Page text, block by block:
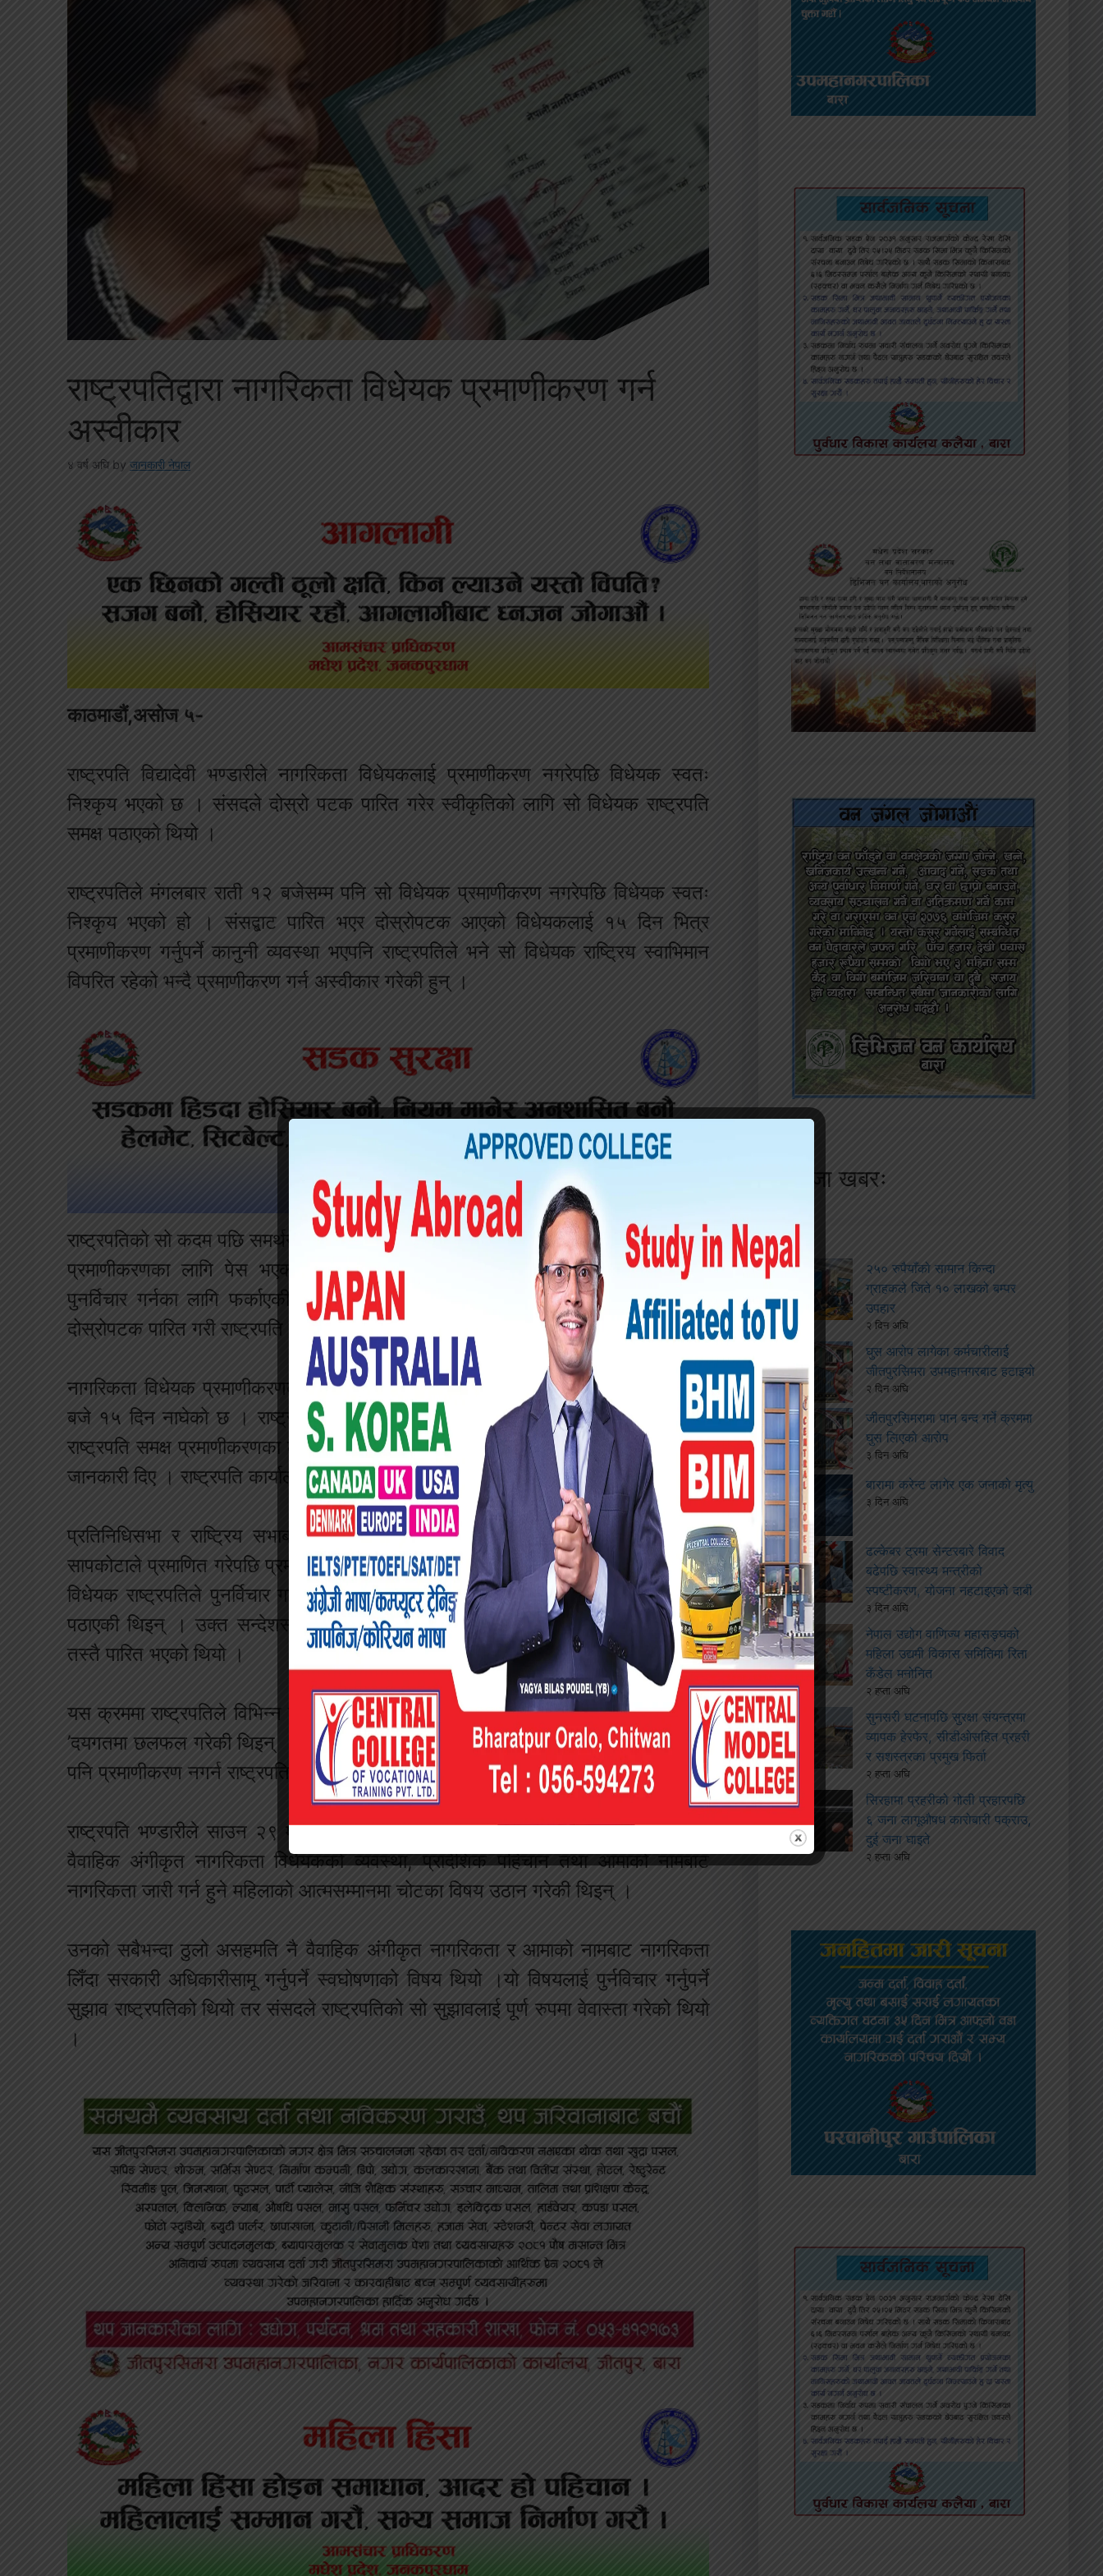
राष्ट्रपतिद्वारा नागरिकता विधेयक प्रमाणीकरण गर्न
अस्वीकार
४ वर्ष अघि by जानकारी नेपाल
काठमाडौं,असोज ५-
राष्ट्रपति विद्यादेवी भण्डारीले नागरिकता विधेयकलाई प्रमाणीकरण नगरेपछि विधेयक स्वतः
निश्कृय भएको छ । संसदले दोस्रो पटक पारित गरेर स्वीकृतिको लागि सो विधेयक राष्ट्रपति
समक्ष पठाएको थियो ।
राष्ट्रपतिले मंगलबार राती १२ बजेसम्म पनि सो विधेयक प्रमाणीकरण नगरेपछि विधेयक स्वतः
निश्कृय भएको हो । संसद्बाट पारित भएर दोस्रोपटक आएको विधेयकलाई १५ दिन भित्र
प्रमाणीकरण गर्नुपर्ने कानुनी व्यवस्था भएपनि राष्ट्रपतिले भने सो विधेयक राष्ट्रिय स्वाभिमान
विपरित रहेको भन्दै प्रमाणीकरण गर्न अस्वीकार गरेकी हुन् ।
राष्ट्रपतिको सो कदम पछि समर्थन र विरोधमा विभिन्न टिकाटिप्पणी भइरहेका छन् । पहिलो पटक
प्रमाणीकरणका लागि पेस भएको विधेयकलाई राष्ट्रपति भण्डारीले संसदलाई सुझाव सहित
पुनर्विचार गर्नका लागि फर्काएकी थिइन् तर संसद्ले राष्ट्रपतिको सुझावलाई पुरै वेवास्ता गर्दै
दोस्रोपटक पारित गरी राष्ट्रपति समक्ष प्रमाणीकरणका लागि पेस गरेको थियो ।
नागरिकता विधेयक प्रमाणीकरणका लागि उनी कहाँ दोस्रोपटक पेस भएको मंगलबार राती १२
बजे १५ दिन नाघेको छ । राष्ट्रपति कार्यालयका प्रवक्ता सागर आचार्यले नागरिकता विधेयक
राष्ट्रपति समक्ष प्रमाणीकरणका लागि पेस भएको मंगलबार संविधानले तय गरेको १५ दिन पुगेको
जानकारी दिए । राष्ट्रपति कार्यालय स्रोतले सो विधेयक प्रमाणिकरण नभएको जानकारी दियो ।
प्रतिनिधिसभा र राष्ट्रिय सभाबाट दोस्रोपटक पारित भएको विधेयक सभामुख अग्निप्रसाद
सापकोटाले प्रमाणित गरेपछि प्रमाणीकरणका लागि राष्ट्रपतिकहाँ पेस भएको थियो । नागरिकता
विधेयक राष्ट्रपतिले पुनर्विचार गर्न आवश्यक ठानेर गत साउन २९ गते प्रतिनिधिसभामा फिर्ता
पठाएकी थिइन् । उक्त सन्देशसहितको विधेयकमाथि प्रतिनिधिसभामा छलफल भएर जस्ताको
तस्तै पारित भएको थियो ।
यस क्रममा राष्ट्रपतिले विभिन्न कानुनविद् तथा नागरिक समाजका अगुवा सँग समेत विधेयकका
’दयगतमा छलफल गरेकी थिइन् । नागरिक अगुवाहरुले सो विधेयक यही अवस्थामा कुनै हालतमा
पनि प्रमाणीकरण नगर्न राष्ट्रपतिलाई सुझाव दिएका थिए ।
राष्ट्रपति भण्डारीले साउन २९ मा नागरिकता विधेयक संसद्मा नै फिर्ता गर्दा लेखेको सन्देशमा
वैवाहिक अंगीकृत नागरिकता विधेयकको व्यवस्था, प्रादेशिक पहिचान तथा आमाको नामबाट
नागरिकता जारी गर्न हुने महिलाको आत्मसम्मानमा चोटका विषय उठान गरेकी थिइन् ।
उनको सबैभन्दा ठुलो असहमति नै वैवाहिक अंगीकृत नागरिकता र आमाको नामबाट नागरिकता
लिँदा सरकारी अधिकारीसामू गर्नुपर्ने स्वघोषणाको विषय थियो ।यो विषयलाई पुर्नविचार गर्नुपर्ने
सुझाव राष्ट्रपतिको थियो तर संसदले राष्ट्रपतिको सो सुझावलाई पूर्ण रुपमा वेवास्ता गरेको थियो
।
ताजा खबरः
२५० रुपैयाँको सामान किन्दा
ग्राहकले जिते १० लाखको बम्पर
उपहार
२ दिन अघि
घुस आरोप लागेका कर्मचारीलाई
जीतपुरसिमरा उपमहानगरबाट हटाइयो
२ दिन अघि
जीतपुरसिमरामा पान बन्द गर्ने क्रममा
घुस लिएको आरोप
३ दिन अघि
बारामा करेन्ट लागेर एक जनाको मृत्यु
३ दिन अघि
ढल्केबर ट्रमा सेन्टरबारे विवाद
बढेपछि स्वास्थ्य मन्त्रीको
स्पष्टीकरण, योजना नहटाइएको दाबी
३ दिन अघि
नेपाल उद्योग वाणिज्य महासङ्घको
महिला उद्यमी विकास समितिमा रिता
कँडेल मनोनित
२ हप्ता अघि
सुनसरी घटनापछि सुरक्षा संयन्त्रमा
व्यापक हेरफेर, सीडीओसहित प्रहरी
र सशस्त्रका प्रमुख फिर्ता
२ हप्ता अघि
सिरहामा प्रहरीको गोली प्रहारपछि
६ जना लागूऔषध कारोबारी पक्राउ,
दुई जना घाइते
२ हप्ता अघि